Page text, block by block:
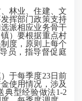
林业、住建、文
挥部门政策支持
派相应业务骨干
）要根据重点村
度，原则上每个
员，指导督促庭
于每季度23日前
使用情况，涉及
典型经验做法1-2